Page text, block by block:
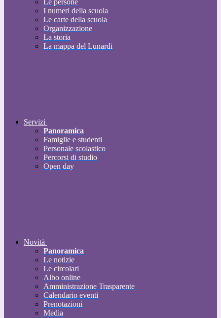
Le persone
I numeri della scuola
Le carte della scuola
Organizzazione
La storia
La mappa del Lunardi
Servizi
Panoramica
Famiglie e studenti
Personale scolastico
Percorsi di studio
Open day
Novità
Panoramica
Le notizie
Le circolari
Albo online
Amministrazione Trasparente
Calendario eventi
Prenotazioni
Media